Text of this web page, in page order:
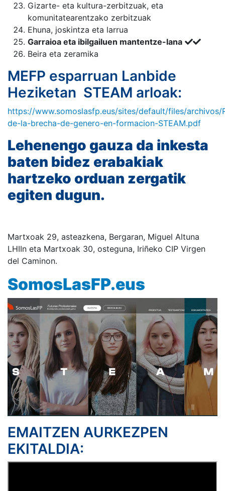
Gizarte- eta kultura-zerbitzuak, eta
komunitatearentzako zerbitzuak
Ehuna, joskintza eta larrua
Garraioa eta ibilgailuen mantentze-lana
Beira eta zeramika
MEFP esparruan Lanbide
Heziketan STEAM arloak:
https://www.somoslasfp.eus/sites/default/files/archivos/
de-la-brecha-de-genero-en-formacion-STEAM.pdf
Lehenengo gauza da inkesta
baten bidez erabakiak
hartzeko orduan zergatik
egiten dugun.
Martxoak 29, asteazkena, Bergaran, Miguel Altuna
LHIIn eta Martxoak 30, osteguna, Iriñeko CIP Virgen
del Caminon.
SomosLasFP.eus
EMAITZEN AURKEZPEN
EKITALDIA: